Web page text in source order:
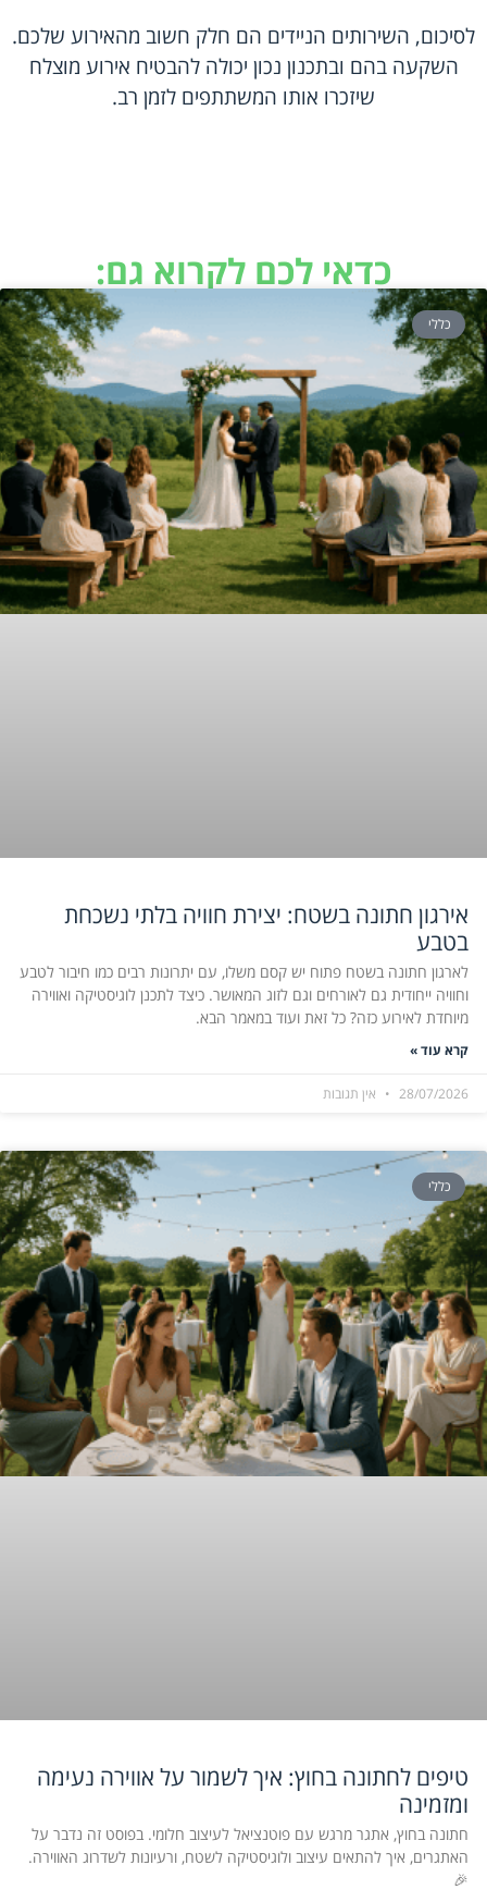
לסיכום, השירותים הניידים הם חלק חשוב מהאירוע שלכם.
השקעה בהם ובתכנון נכון יכולה להבטיח אירוע מוצלח
שיזכרו אותו המשתתפים לזמן רב.
כדאי לכם לקרוא גם:
כללי
אירגון חתונה בשטח: יצירת חוויה בלתי נשכחת
בטבע
לארגון חתונה בשטח פתוח יש קסם משלו, עם יתרונות רבים כמו חיבור לטבע
וחוויה ייחודית גם לאורחים וגם לזוג המאושר. כיצד לתכנן לוגיסטיקה ואווירה
מיוחדת לאירוע כזה? כל זאת ועוד במאמר הבא.
קרא עוד »
28/07/2026 אין תגובות
כללי
טיפים לחתונה בחוץ: איך לשמור על אווירה נעימה
ומזמינה
חתונה בחוץ, אתגר מרגש עם פוטנציאל לעיצוב חלומי. בפוסט זה נדבר על
האתגרים, איך להתאים עיצוב ולוגיסטיקה לשטח, ורעיונות לשדרוג האווירה.
🎉